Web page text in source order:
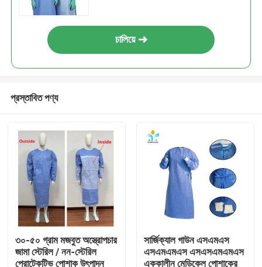
চালিয়ে
প্রস্তাবিত পণ্য
৩০-৫০ গ্রাম মজবুত অস্ত্রোপচার
জামা স্টেরিল / নন-স্টেরিল
প্রোটেকটিভ পোশাক উৎপাদন
সার্জিক্যাল গাউন এসএমএস
এসএমএমএস এসএসএমএমএস
এককালীন মেডিকেল পোশাকের